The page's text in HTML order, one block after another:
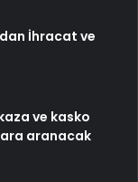
İhracat ve
ve kasko
aranacak